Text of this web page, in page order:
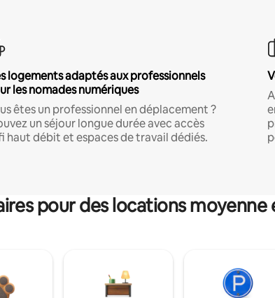
logements adaptés aux professionnels
les nomades numériques
êtes un professionnel en déplacement ?
un séjour longue durée avec accès
haut débit et espaces de travail dédiés.
pour des locations